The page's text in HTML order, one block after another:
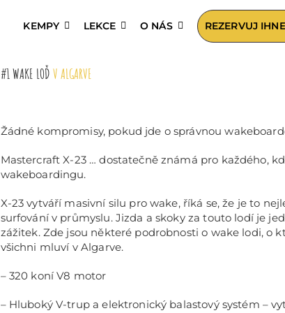
KEMPY LEKCE O NÁS REZERVUJ
#1 WAKE LOĎ V ALGARVE
Žádné kompromisy, pokud jde o správnou
Mastercraft X-23 … dostatečně známá pro každého,
wakeboardingu.
X-23 vytváří masivní silu pro wake, říká se, že je to
surfování v průmyslu. Jizda a skoky za touto lodí je
zážitek. Zde jsou některé podrobnosti o wake lodi, o
všichni mluví v Algarve.
– 320 koní V8 motor
– Hluboký V-trup a elektronický balastový systém –